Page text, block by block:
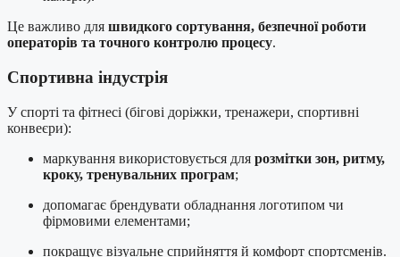
Це важливо для швидкого сортування, безпечної роботи
операторів та точного контролю процесу.
Спортивна індустрія
У спорті та фітнесі (бігові доріжки, тренажери, спортивні
конвеєри):
маркування використовується для розмітки зон, ритму,
кроку, тренувальних програм;
допомагає брендувати обладнання логотипом чи
фірмовими елементами;
покращує візуальне сприйняття й комфорт спортсменів.